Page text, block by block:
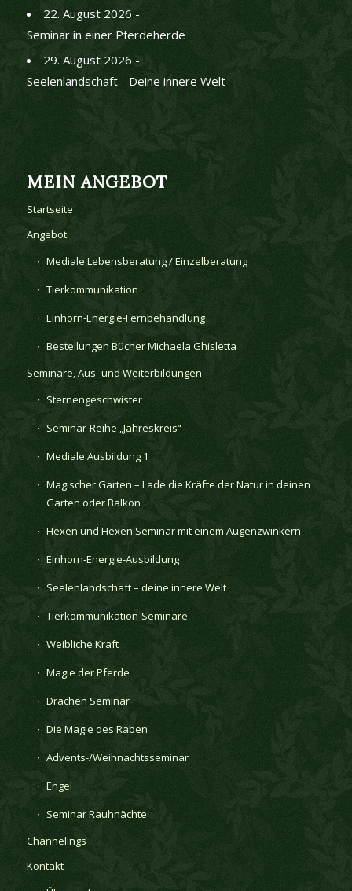
22. August 2026 -
Seminar in einer Pferdeherde
29. August 2026 -
Seelenlandschaft - Deine innere Welt
MEIN ANGEBOT
Startseite
Angebot
Mediale Lebensberatung / Einzelberatung
Tierkommunikation
Einhorn-Energie-Fernbehandlung
Bestellungen Bücher Michaela Ghisletta
Seminare, Aus- und Weiterbildungen
Sternengeschwister
Seminar-Reihe „Jahreskreis“
Mediale Ausbildung 1
Magischer Garten – Lade die Kräfte der Natur in deinen
Garten oder Balkon
Hexen und Hexen Seminar mit einem Augenzwinkern
Einhorn-Energie-Ausbildung
Seelenlandschaft – deine innere Welt
Tierkommunikation-Seminare
Weibliche Kraft
Magie der Pferde
Drachen Seminar
Die Magie des Raben
Advents-/Weihnachtsseminar
Engel
Seminar Rauhnächte
Channelings
Kontakt